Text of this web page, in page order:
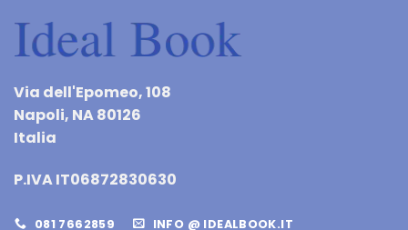
Via dell'Epomeo, 108
Napoli, NA 80126
Italia
P.IVA IT06872830630
081 7662859 INFO @ IDEALBOOK.IT